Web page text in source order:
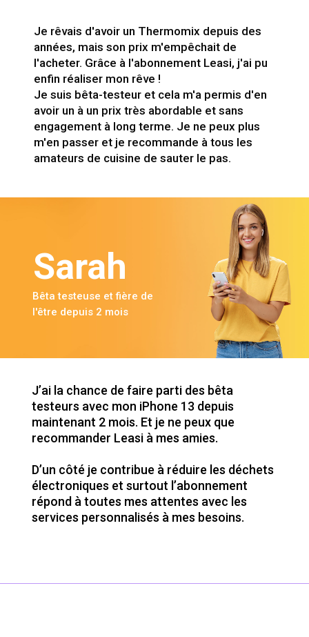
Je rêvais d'avoir un Thermomix depuis des
années, mais son prix m'empêchait de
l'acheter. Grâce à l'abonnement Leasi, j'ai pu
enfin réaliser mon rêve !
Je suis bêta-testeur et cela m'a permis d'en
avoir un à un prix très abordable et sans
engagement à long terme. Je ne peux plus
m'en passer et je recommande à tous les
amateurs de cuisine de sauter le pas.
Sarah
Bêta testeuse et fière de
l'être depuis 2 mois
J’ai la chance de faire parti des bêta
testeurs avec mon iPhone 13 depuis
maintenant 2 mois. Et je ne peux que
recommander Leasi à mes amies.
D’un côté je contribue à réduire les déchets
électroniques et surtout l’abonnement
répond à toutes mes attentes avec les
services personnalisés à mes besoins.